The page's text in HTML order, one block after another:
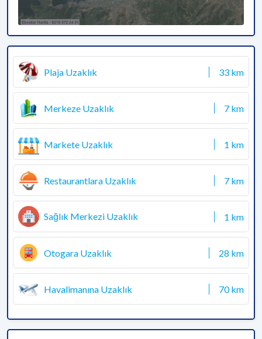
Plaja Uzaklık 33 km
Merkeze Uzaklık 7 km
Markete Uzaklık 1 km
Restaurantlara Uzaklık 7 km
Sağlık Merkezi Uzaklık 1 km
Otogara Uzaklık 28 km
Havalimanına Uzaklık 70 km